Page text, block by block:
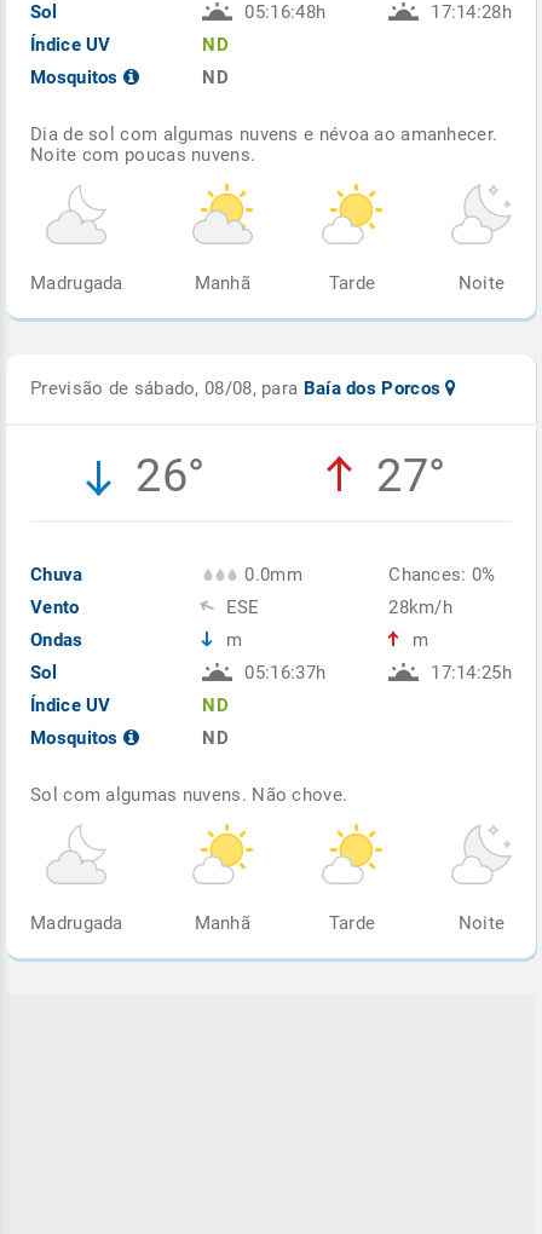
Sol
Índice UV
Mosquitos
05:16:48h
ND
ND
17:14:28h
Dia de sol com algumas nuvens e névoa ao amanhecer.
Noite com poucas nuvens.
Madrugada Manhã Tarde Noite
Previsão de sábado, 08/08, para Baía dos Porcos
26° 27°
Chuva
Vento
Ondas
Sol
Índice UV
Mosquitos
0.0mm
ESE
m
05:16:37h
ND
ND
Chances: 0%
28km/h
m
17:14:25h
Sol com algumas nuvens. Não chove.
Madrugada Manhã Tarde Noite